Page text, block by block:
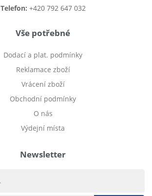
Telefon: +420 792 647 032
Vše potřebné
Dodací a plat. podmínky
Reklamace zboží
Vrácení zboží
Obchodní podmínky
O nás
Výdejní místa
Newsletter